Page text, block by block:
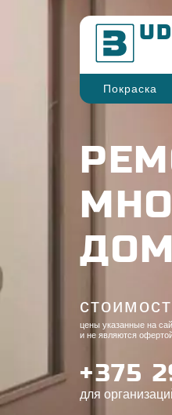
B
Покраска
цены указанные на
и не являются
+375
для